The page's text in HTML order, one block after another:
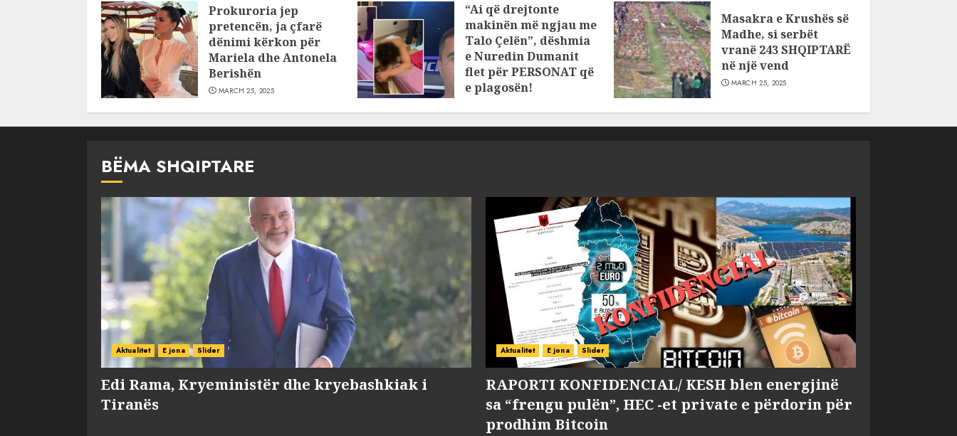
JULY 24, 2025
Prokuroria jep
pretencën, ja çfarë
dënimi kërkon për
Mariela dhe Antonela
Berishën
MARCH 25, 2025
“Ai që drejtonte
makinën më ngjau me
Talo Çelën”, dëshmia
e Nuredin Dumanit
flet për PERSONAT që
e plagosën!
Masakra e Krushës së
Madhe, si serbët
vranë 243 SHQIPTARË
në një vend
MARCH 25, 2025
BËMA SHQIPTARE
Aktualitet E jona Slider
Edi Rama, Kryeministër dhe kryebashkiak i
Tiranës
Aktualitet E jona Slider
RAPORTI KONFIDENCIAL/ KESH blen energjinë
sa “frengu pulën”, HEC -et private e përdorin për
prodhim Bitcoin